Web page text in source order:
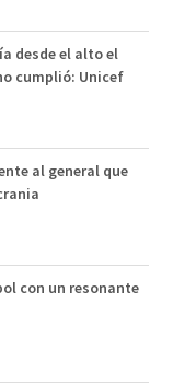
desde el alto el
cumplió: Unicef
al general que
con un resonante